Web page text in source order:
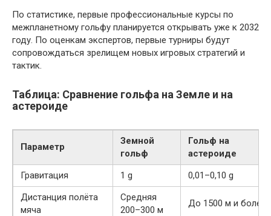
По статистике, первые профессиональные курсы по
межпланетному гольфу планируется открывать уже к 2032
году. По оценкам экспертов, первые турниры будут
сопровождаться зрелищем новых игровых стратегий и
тактик.
Таблица: Сравнение гольфа на Земле и на
астероиде
Параметр
Земной
гольф
Гольф на
астероиде
Гравитация
1 g
0,01–0,10 g
Дистанция полёта
мяча
Средняя
200–300 м
До 1500 м и более